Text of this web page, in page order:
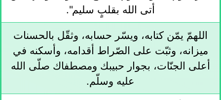
أتى الله بقلبٍ سليم".
اللهمّ يمّن كتابه، ويسّر حسابه، وثقّل بالحسنات
ميزانه، وثبّت على الصّراط أقدامه، وأسكنه في
أعلى الجنّات، بجوار حبيبك ومصطفاك صلّى الله
عليه وسلّم.